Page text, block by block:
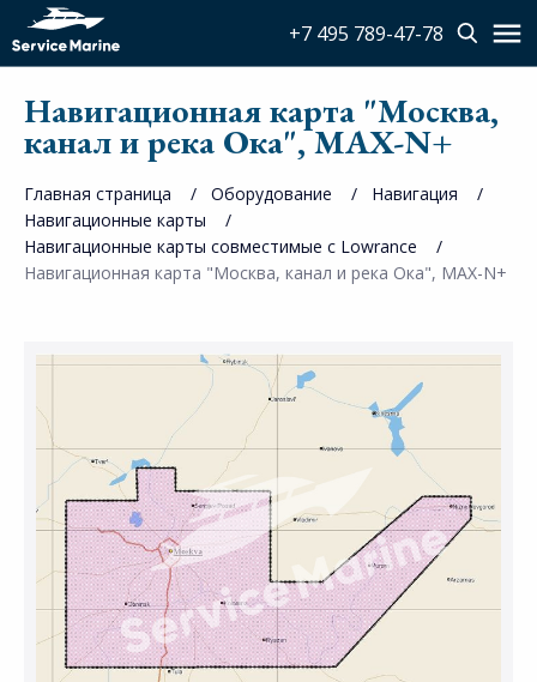
+7 495 789-47-78
Навигационная карта "Москва,
канал и река Ока", MAX-N+
Главная страница Оборудование
Навигация
Навигационные карты
Навигационные карты совместимые с Lowrance
Навигационная карта "Москва, канал и река Ока", MAX-N+